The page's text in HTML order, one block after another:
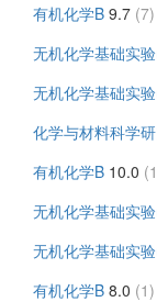
有机化学B 9.7 (7)
无机化学基础实
无机化学基础实
化学与材料科学
有机化学B 10.0
无机化学基础实
无机化学基础实
有机化学B 8.0 (1)